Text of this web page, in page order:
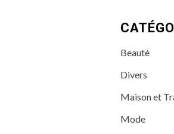
Beauté
Divers
Maison et
Mode